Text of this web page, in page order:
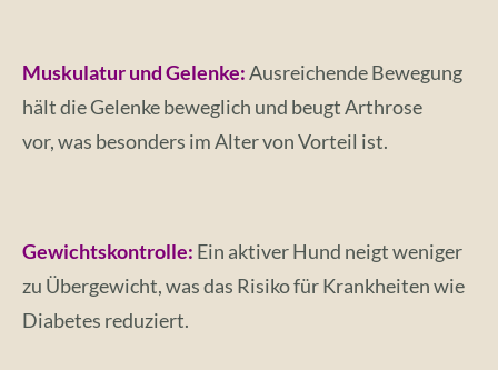
Muskulatur und Gelenke:Ausreichende Bewegung
hält die Gelenke beweglich und beugt Arthrose
vor,was besonders im Alter von Vorteil ist.
Gewichtskontrolle: Ein aktiver Hund neigt weniger
zu Übergewicht, was das Risiko für Krankheiten wie
Diabetes reduziert.